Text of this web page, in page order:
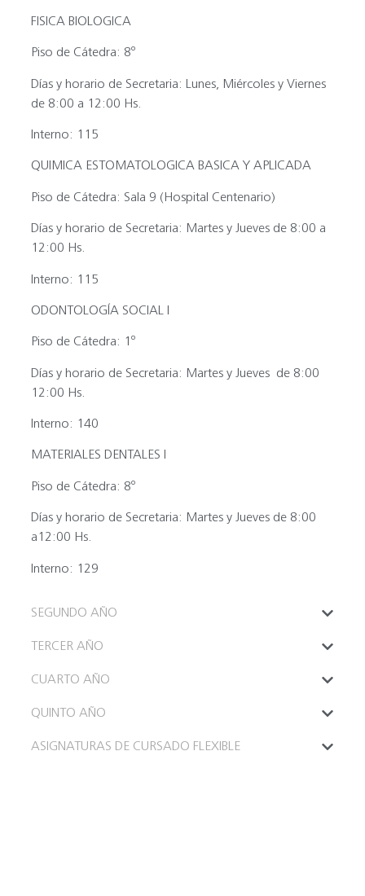
FISICA BIOLOGICA
Piso de Cátedra: 8º
Días y horario de Secretaria: Lunes, Miércoles y Viernes
de 8:00 a 12:00 Hs.
Interno: 115
QUIMICA ESTOMATOLOGICA BASICA Y APLICADA
Piso de Cátedra: Sala 9 (Hospital Centenario)
Días y horario de Secretaria: Martes y Jueves de 8:00 a
12:00 Hs.
Interno: 115
ODONTOLOGÍA SOCIAL I
Piso de Cátedra: 1º
Días y horario de Secretaria: Martes y Jueves de 8:00
12:00 Hs.
Interno: 140
MATERIALES DENTALES I
Piso de Cátedra: 8º
Días y horario de Secretaria: Martes y Jueves de 8:00
a12:00 Hs.
Interno: 129
SEGUNDO AÑO
TERCER AÑO
CUARTO AÑO
QUINTO AÑO
ASIGNATURAS DE CURSADO FLEXIBLE